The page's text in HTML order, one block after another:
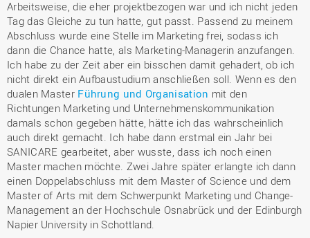
Arbeitsweise, die eher projektbezogen war und ich nicht jeden
Tag das Gleiche zu tun hatte, gut passt. Passend zu meinem
Abschluss wurde eine Stelle im Marketing frei, sodass ich
dann die Chance hatte, als Marketing-Managerin anzufangen.
Ich habe zu der Zeit aber ein bisschen damit gehadert, ob ich
nicht direkt ein Aufbaustudium anschließen soll. Wenn es den
dualen Master Führung und Organisation mit den
Richtungen Marketing und Unternehmenskommunikation
damals schon gegeben hätte, hätte ich das wahrscheinlich
auch direkt gemacht. Ich habe dann erstmal ein Jahr bei
SANICARE gearbeitet, aber wusste, dass ich noch einen
Master machen möchte. Zwei Jahre später erlangte ich dann
einen Doppelabschluss mit dem Master of Science und dem
Master of Arts mit dem Schwerpunkt Marketing und Change-
Management an der Hochschule Osnabrück und der Edinburgh
Napier University in Schottland.